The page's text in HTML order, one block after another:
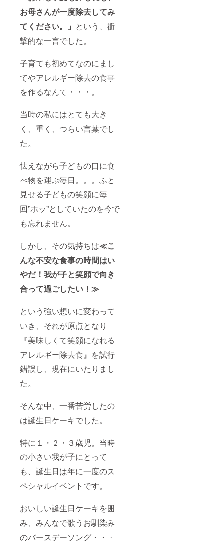
お母さんが一度除去してみ
てください。」 という、衝
撃的な一言でした。
子育ても初めてなのにまし
てやアレルギー除去の食事
を作るなんて・・・。
当時の私にはとても大き
く、重く、つらい言葉でし
た。
怯えながら子どもの口に食
べ物を運ぶ毎日。。。ふと
見せる子どもの笑顔に毎
回”ホッ”としていたのを今で
も忘れません。
しかし、その気持ちは≪こ
んな不安な食事の時間はい
やだ！我が子と笑顔で向き
合って過ごしたい！≫
という強い想いに変わって
いき、それが原点となり
『美味しくて笑顔になれる
アレルギー除去食』を試行
錯誤し、現在にいたりまし
た。
そんな中、一番苦労したの
は誕生日ケーキでした。
特に１・２・３歳児。当時
の小さい我が子にとって
も、誕生日は年に一度のス
ペシャルイベントです。
おいしい誕生日ケーキを囲
み、みんなで歌うお馴染み
のバースデーソング・・・